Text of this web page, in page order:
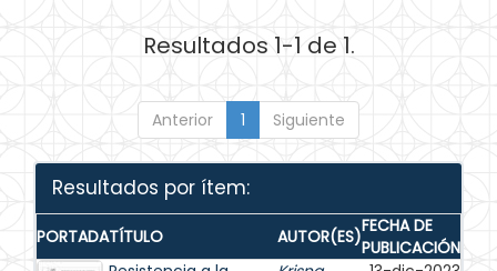
Resultados 1-1 de 1.
Anterior 1 Siguiente
Resultados por ítem:
PORTADATÍTULO AUTOR(ES)FECHA DE
PUBLICACIÓN